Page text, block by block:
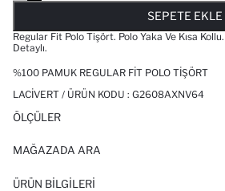
SEPETE EKLE
Regular Fit Polo Tişört. Polo Yaka Ve Kısa
Detaylı.
%100 PAMUK REGULAR FIT POLO TIŞÖRT
LACIVERT / ÜRÜN KODU : G2608AXNV64
ÖLÇÜLER
MAĞAZADA ARA
ÜRÜN BILGILERI